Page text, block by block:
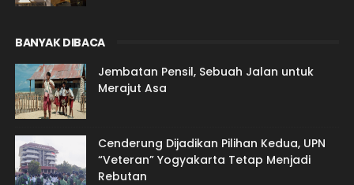
BANYAK DIBACA
Jembatan Pensil, Sebuah Jalan untuk
Merajut Asa
Cenderung Dijadikan Pilihan Kedua, UPN
“Veteran” Yogyakarta Tetap Menjadi
Rebutan